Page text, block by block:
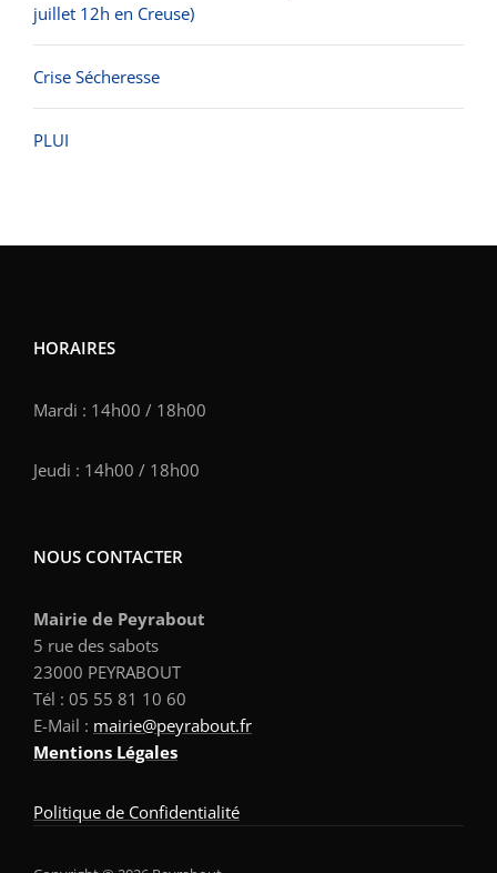
juillet 12h en Creuse)
Crise Sécheresse
PLUI
HORAIRES
Mardi : 14h00 / 18h00
Jeudi : 14h00 / 18h00
NOUS CONTACTER
Mairie de Peyrabout
5 rue des sabots
23000 PEYRABOUT
Tél : 05 55 81 10 60
E-Mail : mairie@peyrabout.fr
Mentions Légales
Politique de Confidentialité